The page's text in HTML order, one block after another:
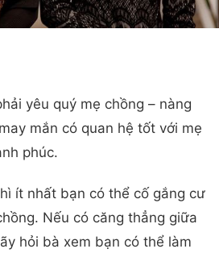
yêu quý mẹ chồng – nàng
mắn có quan hệ tốt với mẹ
phúc.
ít nhất bạn có thể cố gắng cư
Nếu có căng thẳng giữa
hỏi bà xem bạn có thể làm